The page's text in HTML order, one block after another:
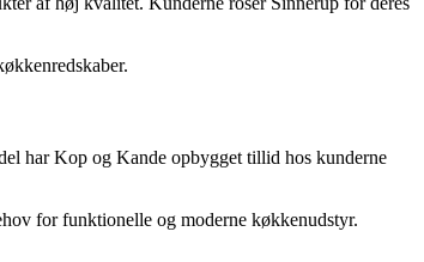
har Kop og Kande opbygget tillid hos kunderne
for funktionelle og moderne køkkenudstyr.